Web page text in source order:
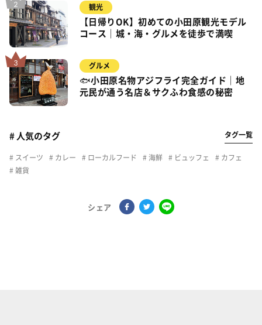
観光
【日帰りOK】初めての小田原観光モデル
コース｜城・海・グルメを徒歩で満喫
グルメ
🐟小田原名物アジフライ完全ガイド｜地
元民が通う名店＆サクふわ食感の秘密
# 人気のタグ タグ一覧
スイーツ カレー ローカルフード 海鮮 ビュッフェ
カフェ
雑貨
シェア